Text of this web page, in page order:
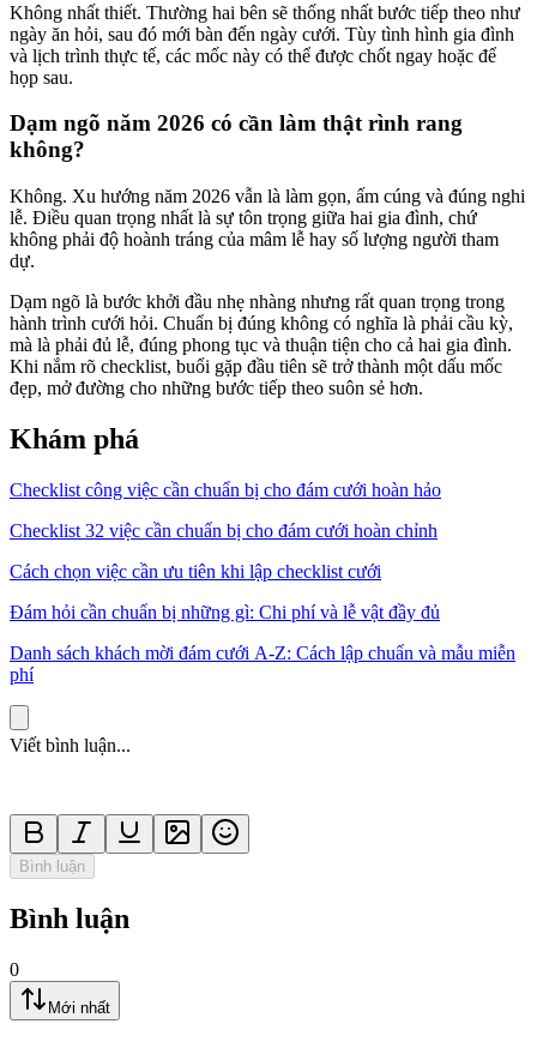
Không nhất thiết. Thường hai bên sẽ thống nhất bước tiếp theo như
ngày ăn hỏi, sau đó mới bàn đến ngày cưới. Tùy tình hình gia đình
và lịch trình thực tế, các mốc này có thể được chốt ngay hoặc để
họp sau.
Dạm ngõ năm 2026 có cần làm thật rình rang
không?
Không. Xu hướng năm 2026 vẫn là làm gọn, ấm cúng và đúng nghi
lễ. Điều quan trọng nhất là sự tôn trọng giữa hai gia đình, chứ
không phải độ hoành tráng của mâm lễ hay số lượng người tham
dự.
Dạm ngõ là bước khởi đầu nhẹ nhàng nhưng rất quan trọng trong
hành trình cưới hỏi. Chuẩn bị đúng không có nghĩa là phải cầu kỳ,
mà là phải đủ lễ, đúng phong tục và thuận tiện cho cả hai gia đình.
Khi nắm rõ checklist, buổi gặp đầu tiên sẽ trở thành một dấu mốc
đẹp, mở đường cho những bước tiếp theo suôn sẻ hơn.
Khám phá
Checklist công việc cần chuẩn bị cho đám cưới hoàn hảo
Checklist 32 việc cần chuẩn bị cho đám cưới hoàn chỉnh
Cách chọn việc cần ưu tiên khi lập checklist cưới
Đám hỏi cần chuẩn bị những gì: Chi phí và lễ vật đầy đủ
Danh sách khách mời đám cưới A-Z: Cách lập chuẩn và mẫu miễn
phí
Viết bình luận...
Bình luận
Bình luận
0
Mới nhất